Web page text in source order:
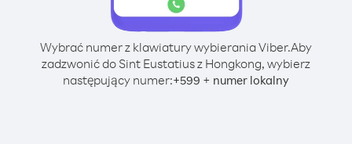
Wybrać numer z klawiatury wybierania Viber.Aby
zadzwonić do Sint Eustatius z Hongkong, wybierz
następujący numer:+599 + numer lokalny